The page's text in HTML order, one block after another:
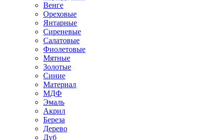
Венге
Ореховые
Янтарные
Сиреневые
Салатовые
Фиолетовые
Мятные
Золотые
Синие
Материал
МДФ
Эмаль
Акрил
Береза
Дерево
Дуб